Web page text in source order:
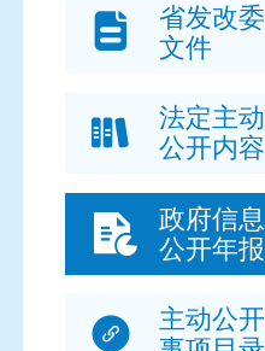
省发改委
文件
法定主动
公开内容
政府信息
公开年报
主动公开